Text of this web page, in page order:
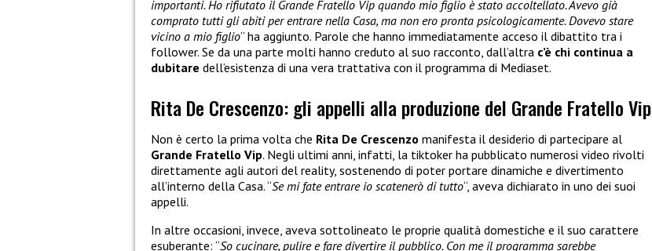
importanti. Ho rifiutato il Grande Fratello Vip quando mio figlio è stato accoltellato. Avevo già
comprato tutti gli abiti per entrare nella Casa, ma non ero pronta psicologicamente. Dovevo stare
vicino a mio figlio” ha aggiunto. Parole che hanno immediatamente acceso il dibattito tra i
follower. Se da una parte molti hanno creduto al suo racconto, dall’altra c’è chi continua a
dubitare dell’esistenza di una vera trattativa con il programma di Mediaset.
Rita De Crescenzo: gli appelli alla produzione del Grande Fratello Vip
Non è certo la prima volta che Rita De Crescenzo manifesta il desiderio di partecipare al
Grande Fratello Vip. Negli ultimi anni, infatti, la tiktoker ha pubblicato numerosi video rivolti
direttamente agli autori del reality, sostenendo di poter portare dinamiche e divertimento
all’interno della Casa. “Se mi fate entrare io scatenerò di tutto“, aveva dichiarato in uno dei suoi
appelli.
In altre occasioni, invece, aveva sottolineato le proprie qualità domestiche e il suo carattere
esuberante: “So cucinare, pulire e fare divertire il pubblico. Con me il programma sarebbe